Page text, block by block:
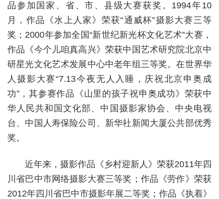
品参加国家、省、市、县级大赛获奖。 1994年10
月，作品《水上人家》荣获“通威杯”摄影大赛三等
奖； 2000年参加全国“新世纪新光杯文化艺术”大赛，
作品《今个儿咱真高兴》荣获中国艺术研究院北京中
研星光文化艺术发展中心中老年组三等奖。在世界华
人摄影大赛“7.13今夜无人入睡 ， 庆祝北京申奥成
功”，其参赛作品《山里的孩子祝申奥成功》荣获中
华人民共和国文化部、中国摄影家协会、中央电视
台、中国人寿保险公司、新华社新闻大厦公共部优秀
奖。
近年来，摄影作品 《乡村迎新人》荣获2011年四
川省巴中市网络摄影大赛三等奖；作品 《劳作》荣获
2012年四川省巴中市摄影年展二等奖；作品 《执着》